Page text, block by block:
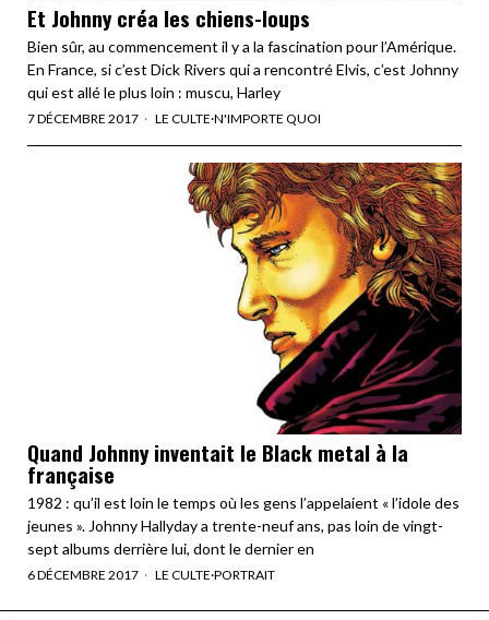
Et Johnny créa les chiens-loups
Bien sûr, au commencement il y a la fascination pour l’Amérique.
En France, si c’est Dick Rivers qui a rencontré Elvis, c’est Johnny
qui est allé le plus loin : muscu, Harley
7 DÉCEMBRE 2017 LE CULTE·N'IMPORTE QUOI
Quand Johnny inventait le Black metal à la
française
1982 : qu’il est loin le temps où les gens l’appelaient « l’idole des
jeunes ». Johnny Hallyday a trente-neuf ans, pas loin de vingt-
sept albums derrière lui, dont le dernier en
6 DÉCEMBRE 2017 LE CULTE·PORTRAIT